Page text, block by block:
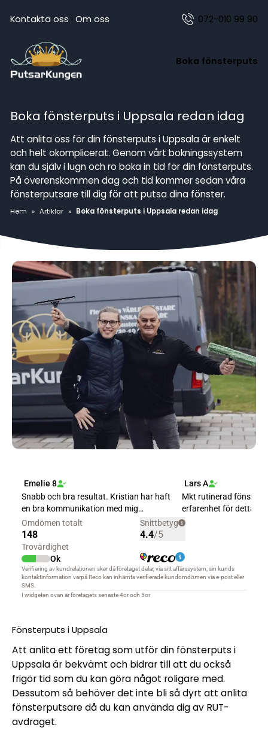
Kontakta oss Om oss 072-010 99 90
Boka fönsterputs
Boka fönsterputs i Uppsala redan idag
Att anlita oss för din fönsterputs i Uppsala är enkelt
och helt okomplicerat. Genom vårt bokningssystem
kan du själv i lugn och ro boka in tid för din fönsterputs.
På överenskommen dag och tid kommer sedan våra
fönsterputsare till dig för att putsa dina fönster.
Hem » Artiklar » Boka fönsterputs i Uppsala redan idag
Fönsterputs i Uppsala
Att anlita ett företag som utför din fönsterputs i
Uppsala är bekvämt och bidrar till att du också
frigör tid som du kan göra något roligare med.
Dessutom så behöver det inte bli så dyrt att anlita
fönsterputsare då du kan använda dig av RUT-
avdraget.